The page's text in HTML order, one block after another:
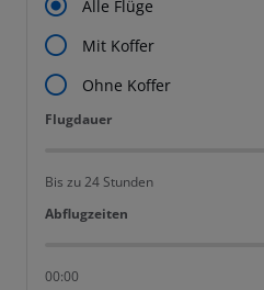
Alle Flüge
Mit Koffer
Ohne Koffer
Flugdauer
Flugdauer
Bis zu 24 Stunden
Abflugzeiten
Abflugzeiten
00:00